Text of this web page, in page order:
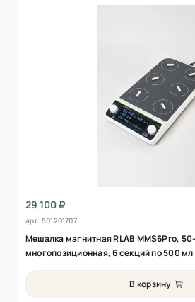
29 100 ₽
арт. 501201707
Мешалка магнитная RLAB MMS6Pro,
многопозиционная, 6 секций по 500 мл
В корзину